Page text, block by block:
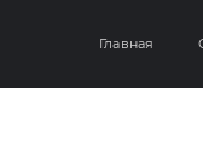
Главная